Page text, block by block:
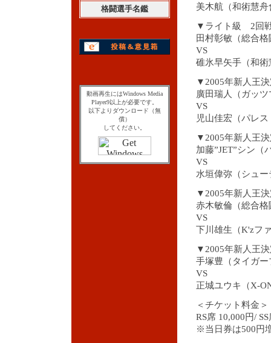
格闘選手名鑑
動画再生にはWindows Media
Player9以上が必要です。
以下よりダウンロード（無
償）
してください。
美木航（和術慧舟
▼ライト級 2回
田村彰敏（総合
VS
碓氷早矢手（和術
▼2005年新人王
廣田瑞人（ガッ
VS
児山佳宏（パレ
▼2005年新人王
加藤”JET”シン（
VS
水垣偉弥（シュ
▼2005年新人王
赤木敏倫（総合
VS
下川雄生（K'zフ
▼2005年新人王
手塚豊（タイガー
VS
正城ユウキ（X-
＜チケット料金＞
RS席 10,000円/
※当日券は500円